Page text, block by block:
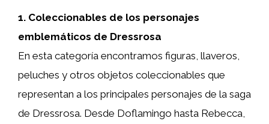
1. Coleccionables de los personajes
emblemáticos de Dressrosa
En esta categoría encontramos figuras, llaveros,
peluches y otros objetos coleccionables que
representan a los principales personajes de la saga
de Dressrosa. Desde Doflamingo hasta Rebecca,